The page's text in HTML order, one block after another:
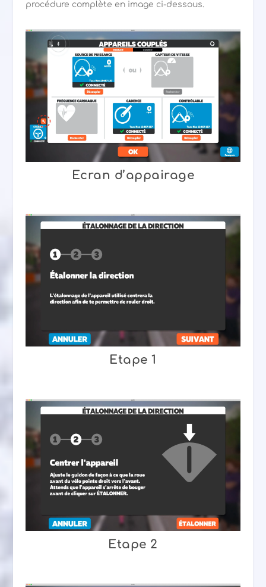
procédure complète en image ci-dessous.
Ecran d’appairage
Etape 1
Etape 2